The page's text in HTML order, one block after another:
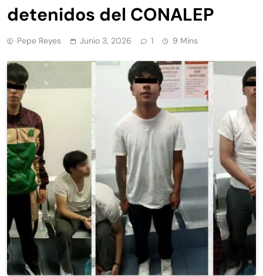
detenidos del CONALEP
Pepe Reyes Junio 3, 2026 1 9 Mins